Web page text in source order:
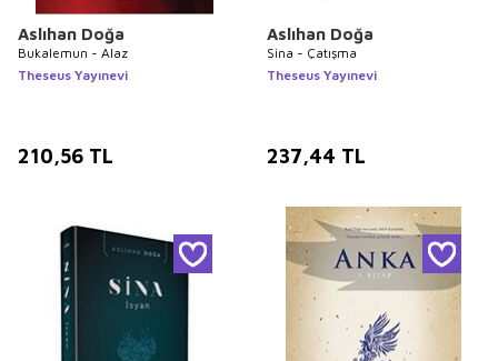
Aslıhan Doğa
Bukalemun - Alaz
Theseus Yayınevi
210,56 TL
Aslıhan Doğa
Sina - Çatışma
Theseus Yayınevi
237,44 TL